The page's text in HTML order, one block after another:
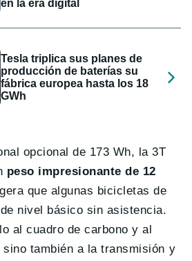
en la era digital
Tesla triplica sus planes de
producción de baterías su
fábrica europea hasta los 18
GWh
opcional de 173 Wh, la 3T
peso impresionante de 12
que algunas bicicletas de
nivel básico sin asistencia.
al cuadro de carbono y al
sino también a la transmisión y